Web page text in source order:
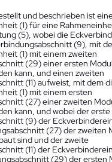
und beschrieben ist
(1) für eine
(5), wobei die
(9), mit
(1) mit einem zweiten
(29) einer ersten
kann, und einen zweiten
(11) aufweist, mit dem
(1) mit einem ersten
(27) einer zweiten
kann, und wobei der erste
(9) der
(27) der zweiten
sind und der zweite
(11) der
(29) der ersten